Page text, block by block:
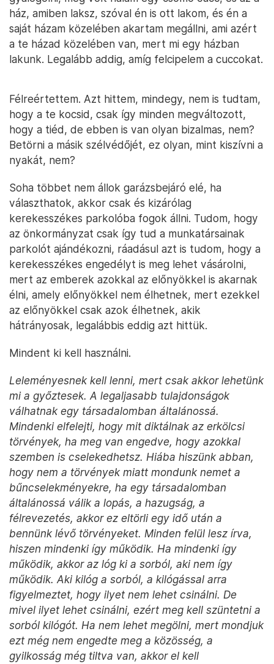
ház, amiben laksz, szóval én is ott lakom, és én a
saját házam közelében akartam megállni, ami azért
a te házad közelében van, mert mi egy házban
lakunk. Legalább addig, amíg felcipelem a cuccokat.
Félreértettem. Azt hittem, mindegy, nem is tudtam,
hogy a te kocsid, csak így minden megváltozott,
hogy a tiéd, de ebben is van olyan bizalmas, nem?
Betörni a másik szélvédőjét, ez olyan, mint kiszívni a
nyakát, nem?
Soha többet nem állok garázsbejáró elé, ha
választhatok, akkor csak és kizárólag
kerekesszékes parkolóba fogok állni. Tudom, hogy
az önkormányzat csak így tud a munkatársainak
parkolót ajándékozni, ráadásul azt is tudom, hogy a
kerekesszékes engedélyt is meg lehet vásárolni,
mert az emberek azokkal az előnyökkel is akarnak
élni, amely előnyökkel nem élhetnek, mert ezekkel
az előnyökkel csak azok élhetnek, akik
hátrányosak, legalábbis eddig azt hittük.
Mindent ki kell használni.
Leleményesnek kell lenni, mert csak akkor lehetünk
mi a győztesek. A legaljasabb tulajdonságok
válhatnak egy társadalomban általánossá.
Mindenki elfelejti, hogy mit diktálnak az erkölcsi
törvények, ha meg van engedve, hogy azokkal
szemben is cselekedhetsz. Hiába hiszünk abban,
hogy nem a törvények miatt mondunk nemet a
bűncselekményekre, ha egy társadalomban
általánossá válik a lopás, a hazugság, a
félrevezetés, akkor ez eltörli egy idő után a
bennünk lévő törvényeket. Minden felül lesz írva,
hiszen mindenki így működik. Ha mindenki így
működik, akkor az lóg ki a sorból, aki nem így
működik. Aki kilóg a sorból, a kilógással arra
figyelmeztet, hogy ilyet nem lehet csinálni. De
mivel ilyet lehet csinálni, ezért meg kell szüntetni a
sorból kilógót. Ha nem lehet megölni, mert mondjuk
ezt még nem engedte meg a közösség, a
gyilkosság még tiltva van, akkor el kell